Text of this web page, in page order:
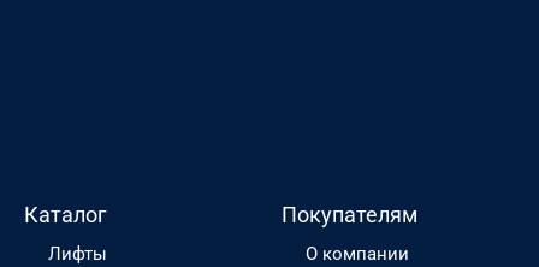
Каталог
Лифты
Покупателям
О компании